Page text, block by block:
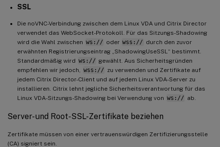
SSL
Die noVNC-Verbindung zwischen dem Linux VDA und Citrix Director
verwendet das WebSocket-Protokoll. Für das Sitzungs-Shadowing
wird die Wahl zwischen ws:// oder wss:// durch den zuvor
erwähnten Registrierungseintrag „ShadowingUseSSL“ bestimmt.
Standardmäßig wird ws:// gewählt. Aus Sicherheitsgründen
empfehlen wir jedoch,
wss:// zu verwenden und Zertifikate auf
jedem Citrix Director-Client und auf jedem Linux VDA-Server zu
installieren. Citrix lehnt jegliche Sicherheitsverantwortung für das
Linux VDA-Sitzungs-Shadowing bei Verwendung von ws:// ab.
Server- und Root-SSL-Zertifikate beziehen
Zertifikate müssen von einer vertrauenswürdigen Zertifizierungsstelle
(CA) signiert sein.